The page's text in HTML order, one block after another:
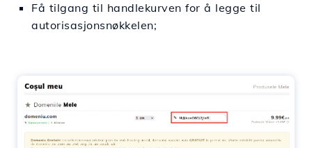
Få tilgang til handlekurven for å legge til
autorisasjonsnøkkelen;